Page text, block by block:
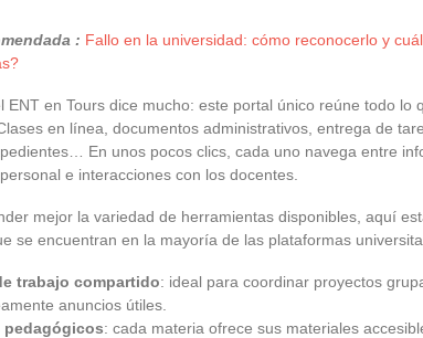
: Fallo en la universidad: cómo reconocerlo y
ENT en Tours dice mucho: este portal único reúne todo lo
en línea, documentos administrativos, entrega de
En unos pocos clics, cada uno navega entre
e interacciones con los docentes.
mejor la variedad de herramientas disponibles, aquí
se encuentran en la mayoría de las plataformas
trabajo compartido: ideal para coordinar proyectos
anuncios útiles.
pedagógicos: cada materia ofrece sus materiales